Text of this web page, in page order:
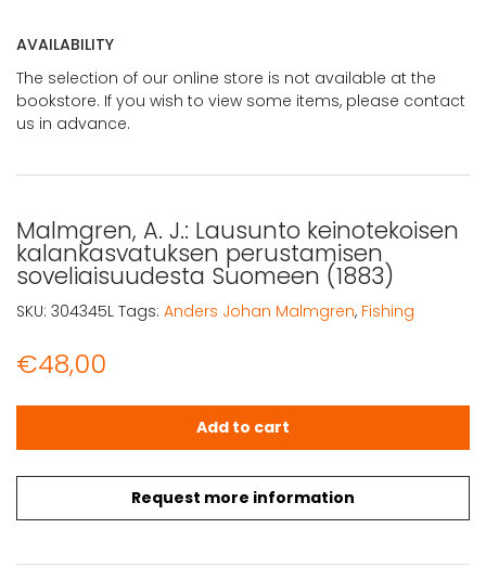
AVAILABILITY
The selection of our online store is not available at the
bookstore. If you wish to view some items, please contact
us in advance.
Malmgren, A. J.: Lausunto keinotekoisen
kalankasvatuksen perustamisen
soveliaisuudesta Suomeen (1883)
€48,00
Request more information
Malmgren, A. J.: Lausunto keinotekoisen
Add to cart
SKU: 304345L Tags: Anders Johan Malmgren, Fishing